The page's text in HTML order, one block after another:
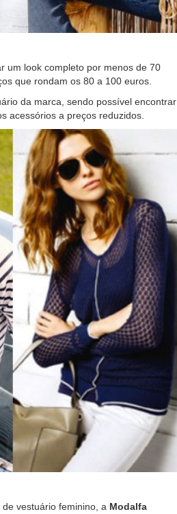
um look completo por menos de 70
que rondam os 80 a 100 euros.
da marca, sendo possível encontrar
acessórios a preços reduzidos.
de vestuário feminino, a Modalfa